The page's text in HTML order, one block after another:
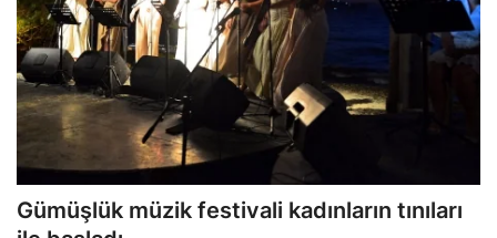
Gümüşlük müzik festivali kadınların tınıları